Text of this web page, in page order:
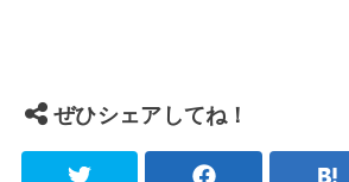
ぜひシェアしてね！